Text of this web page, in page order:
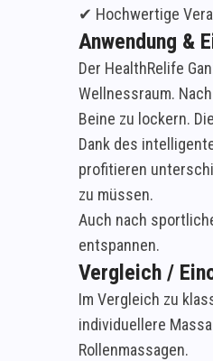
✔ Hochwertige
Anwendung &
Der HealthRelife
Wellnessraum.
Beine zu lockern.
Dank des
profitieren
zu müssen.
Auch nach
entspannen.
Vergleich /
Im Vergleich zu
individuellere
Rollenmassagen.